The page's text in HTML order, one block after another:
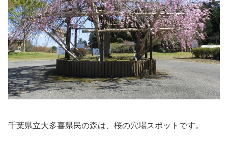
千葉県立大多喜県民の森は、桜の穴場スポットです。